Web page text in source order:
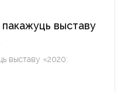
выставу
выставу «2020: